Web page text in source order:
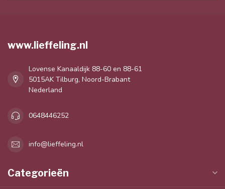
www.lieffeling.nl
Lovense Kanaaldijk 88-60 en 88-61
5015AK Tilburg, Noord-Brabant
Nederland
0648446252
info@lieffeling.nl
Categorieën